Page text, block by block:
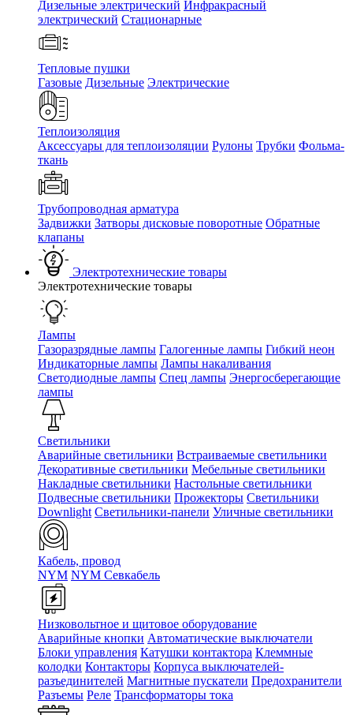
Дизельные электрический Инфракрасный
электрический Стационарные
Тепловые пушки
Газовые Дизельные Электрические
Теплоизоляция
Аксессуары для теплоизоляции Рулоны Трубки Фольма-
ткань
Трубопроводная арматура
Задвижки Затворы дисковые поворотные Обратные
клапаны
Электротехнические товары
Электротехнические товары
Лампы
Газоразрядные лампы Галогенные лампы Гибкий неон
Индикаторные лампы Лампы накаливания
Светодиодные лампы Спец лампы Энергосберегающие
лампы
Светильники
Аварийные светильники Встраиваемые светильники
Декоративные светильники Мебельные светильники
Накладные светильники Настольные светильники
Подвесные светильники Прожекторы Светильники
Downlight Светильники-панели Уличные светильники
Кабель, провод
NYM NYM Севкабель
Низковольтное и щитовое оборудование
Аварийные кнопки Автоматические выключатели
Блоки управления Катушки контактора Клеммные
колодки Контакторы Корпуса выключателей-
разъединителей Магнитные пускатели Предохранители
Разъемы Реле Трансформаторы тока